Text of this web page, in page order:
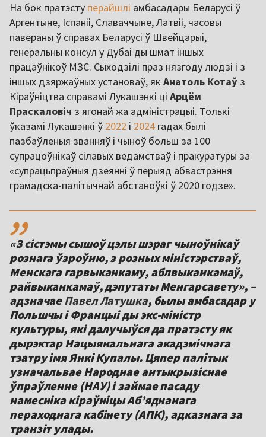
На бок пратэсту перайшлі амбасадары Беларусі ў
Аргентыне, Іспаніі, Славаччыне, Латвіі, часовы
павераны ў справах Беларусі ў Швейцарыі,
генеральны консул у Дубаі ды шмат іншых
працаўнікоў МЗС. Сыходзілі праз нязгоду людзі і з
іншых дзяржаўных установаў, як Анатоль Котаў з
Кіраўніцтва справамі Лукашэнкі ці Арцём
Праскаловіч з ягонай жа адміністрацыі. Толькі
ўказамі Лукашэнкі ў 2022 і 2024 гадах былі
пазбаўленыя званняў і чыноў больш за 100
супрацоўнікаў сілавых ведамстваў і пракуратуры за
«супрацьпраўныя дзеянні ў перыяд абвастрэння
грамадска-палітычнай абстаноўкі ў 2020 годзе».
,,
«З сістэмы сышоў цэлы шэраг чыноўнікаў
рознага ўзроўню, з розных міністэрстваў,
Менскага гарвыканкаму, аблвыканкамаў,
райвыканкамаў, дэпутаты Менгарсавету», –
адзначаеПавел Латушка, былы амбасадар у
Польшчы і Францыі ды экс-міністр
культуры, які далучыўся да пратэсту як
дырэктар Нацыянальнага акадэмічнага
тэатру імя Янкі Купалы. Цяпер палітык
узначальвае Народнае антыкрызіснае
ўпраўленне (НАУ) і займае пасаду
намесніка кіраўніцы Аб’яднанага
пераходнага кабінету (АПК), адказнага за
транзіт улады.